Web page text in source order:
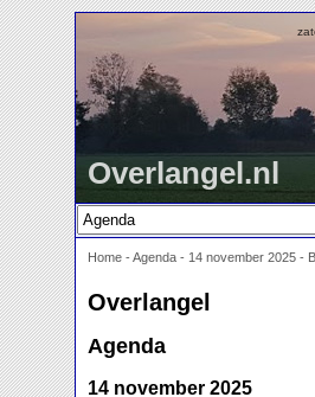
Overlangel.nl
Home -Agenda - 14 november 2025 -
Overlangel
Agenda
14 november 2025